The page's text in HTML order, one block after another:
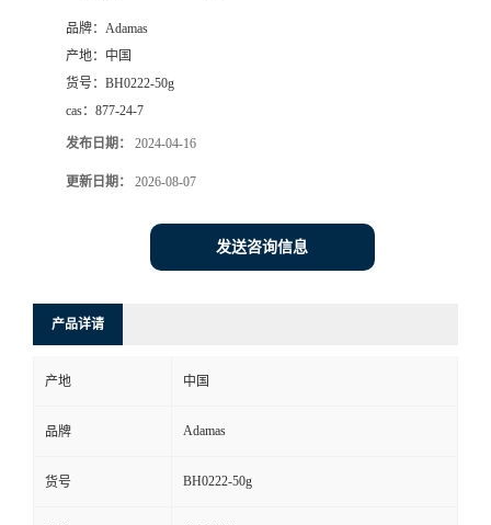
品牌： Adamas
产地： 中国
货号： BH0222-50g
cas： 877-24-7
发布日期： 2024-04-16
更新日期： 2026-08-07
发送咨询信息
产品详请
产地 中国
品牌 Adamas
货号 BH0222-50g